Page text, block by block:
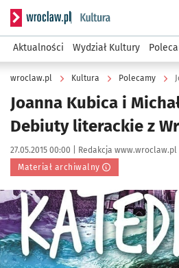
Serwis informacyjny wroclaw.pl
Aktualności Wydział Kultury
wroclaw.pl Kultura Polecamy
Joanna Kubica i
Debiuty literackie z
Data publikacji:
27.05.2015 00:00 | Autor:
Redakcja www.wroclaw.pl
Materiał archiwalny
Kliknij, aby powiększyć